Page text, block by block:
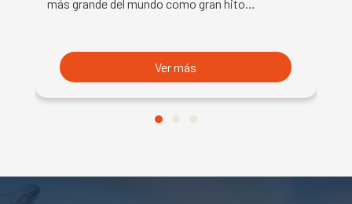
más grande del mundo como gran hito…
Ver más